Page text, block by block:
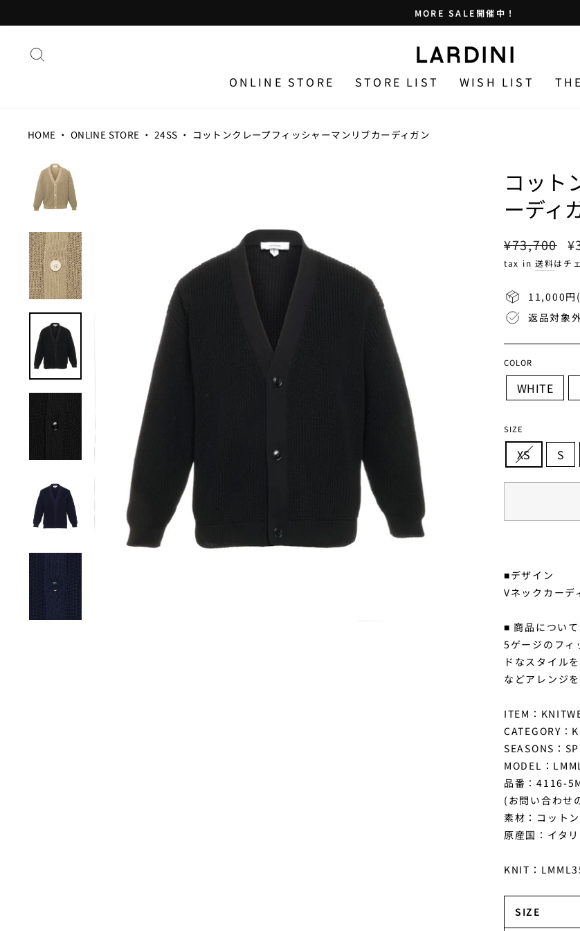
止
る
MORE SALE開催中！
ONLINE STORE STORE LIST WISH LIST
HOME ・ ONLINE STORE ・ 24SS ・ コットンクレープフィッシャーマンリブカーディガン
コット
ーディ
通
常
格
¥73,700
セ
ー
価
格
tax in 送料はチ
11,000円
返品対象
COLOR
WHITE
SIZE
XS S
■デザイン
Vネックカーデ
■ 商品について
5ゲージのフィ
ドなスタイル
などアレンジを
ITEM：
CATEGORY：
SEASONS：
MODEL：
品番：4116-
(お問い合わせ
素材：コット
原産国：イタ
KNIT：
SIZE